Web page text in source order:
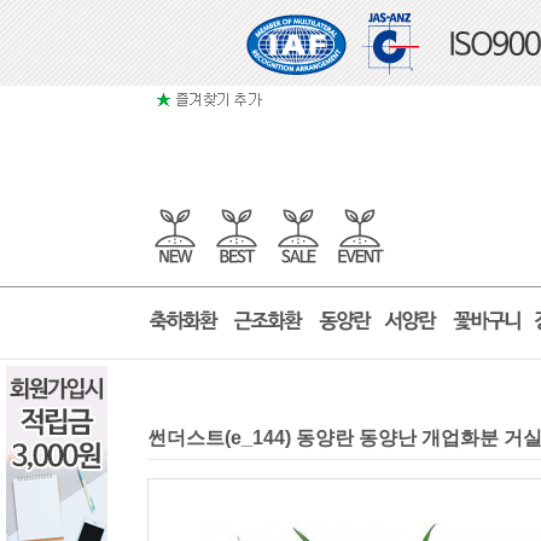
썬더스트(e_144) 동양란 동양난 개업화분 거